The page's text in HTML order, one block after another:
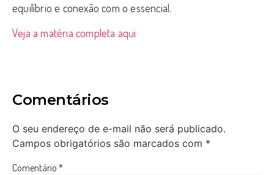
equilíbrio e conexão com o essencial.
Veja a matéria completa aqui
Comentários
O seu endereço de e-mail não será publicado.
Campos obrigatórios são marcados com *
Comentário *